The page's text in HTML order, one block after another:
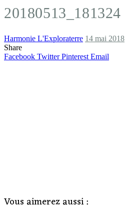
20180513_181324
Harmonie L'Exploraterre 14 mai 2018
Share
Facebook Twitter Pinterest Email
Vous aimerez aussi :